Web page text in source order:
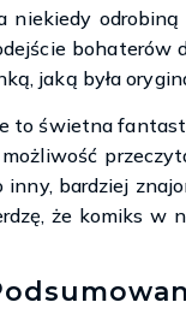
bohaterów
jaką była
to świetna
bardziej
że komiks w